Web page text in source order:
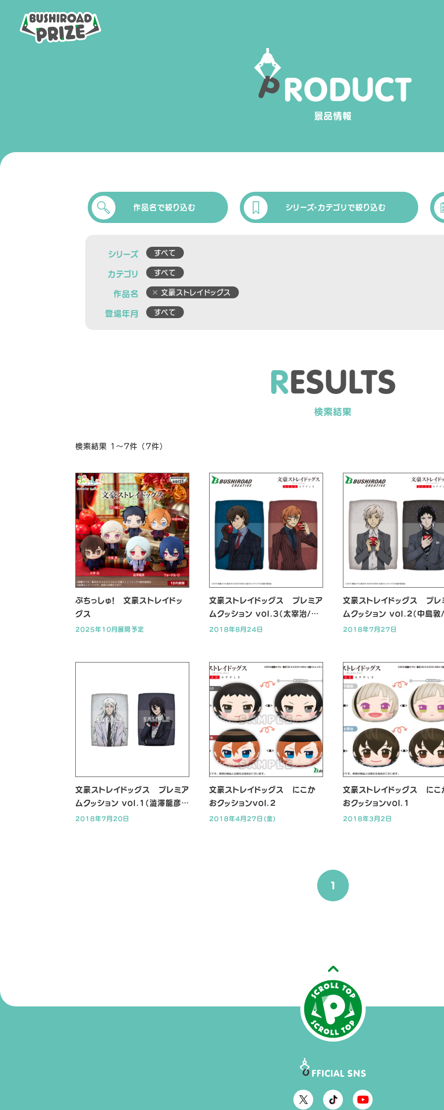
B
U
R
PRODUCT
景品情報
作品名で絞り込む シリーズ・カテゴリで絞り込む
シリーズ すべて
カテゴリ すべて
作品名 文豪ストレイドッグス
登場年月 すべて
RESULTS
検索結果
検索結果 1～7件 （7件）
ぷちっしゅ！ 文豪ストレイドッ
グス
2025年10月展開予定
文豪ストレイドッグス プレミア
ムクッション vol.3（太宰治/中
原中也）
2018年8月24日
文豪ストレイドッグス プレ
ムクッション vol.2（中島敦
川龍之介）
2018年7月27日
文豪ストレイドッグス プレミア
ムクッション vol.1（澁澤龍彦/
フョードル・D）
2018年7月20日
文豪ストレイドッグス にこか
おクッションvol.2
2018年4月27日(金)
文豪ストレイドッグス にこ
おクッションvol.1
2018年3月2日
1
O
FFICIAL SNS